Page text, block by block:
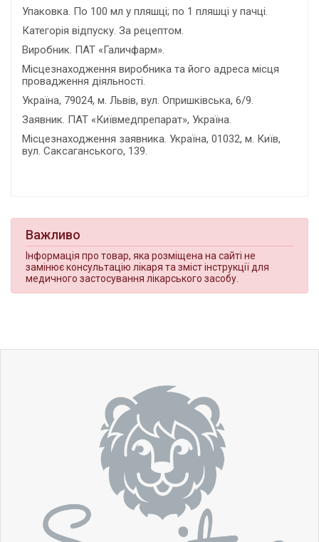
Упаковка. По 100 мл у пляшці; по 1 пляшці у пачці.
Категорія відпуску. За рецептом.
Виробник. ПАТ «Галичфарм».
Місцезнаходження виробника та його адреса місця
провадження діяльності.
Україна, 79024, м. Львів, вул. Опришківська, 6/9.
Заявник. ПАТ «Київмедпрепарат», Україна.
Місцезнаходження заявника. Україна, 01032, м. Київ,
вул. Саксаганського, 139.
Важливо
Інформація про товар, яка розміщена на сайті не
замінює консультацію лікаря та зміст інструкції для
медичного застосування лікарського засобу.